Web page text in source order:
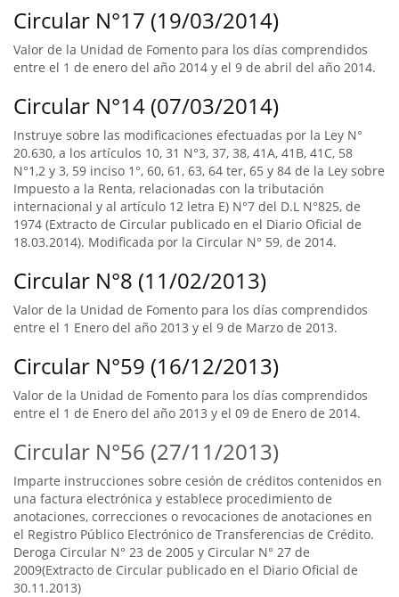
Circular N°17 (19/03/2014)
Valor de la Unidad de Fomento para los días comprendidos
entre el 1 de enero del año 2014 y el 9 de abril del año 2014.
Circular N°14 (07/03/2014)
Instruye sobre las modificaciones efectuadas por la Ley N°
20.630, a los artículos 10, 31 N°3, 37, 38, 41A, 41B, 41C, 58
N°1,2 y 3, 59 inciso 1°, 60, 61, 63, 64 ter, 65 y 84 de la Ley sobre
Impuesto a la Renta, relacionadas con la tributación
internacional y al artículo 12 letra E) N°7 del D.L N°825, de
1974 (Extracto de Circular publicado en el Diario Oficial de
18.03.2014). Modificada por la Circular N° 59, de 2014.
Circular N°8 (11/02/2013)
Valor de la Unidad de Fomento para los días comprendidos
entre el 1 Enero del año 2013 y el 9 de Marzo de 2013.
Circular N°59 (16/12/2013)
Valor de la Unidad de Fomento para los días comprendidos
entre el 1 de Enero del año 2013 y el 09 de Enero de 2014.
Circular N°56 (27/11/2013)
Imparte instrucciones sobre cesión de créditos contenidos en
una factura electrónica y establece procedimiento de
anotaciones, correcciones o revocaciones de anotaciones en
el Registro Público Electrónico de Transferencias de Crédito.
Deroga Circular N° 23 de 2005 y Circular N° 27 de
2009(Extracto de Circular publicado en el Diario Oficial de
30.11.2013)